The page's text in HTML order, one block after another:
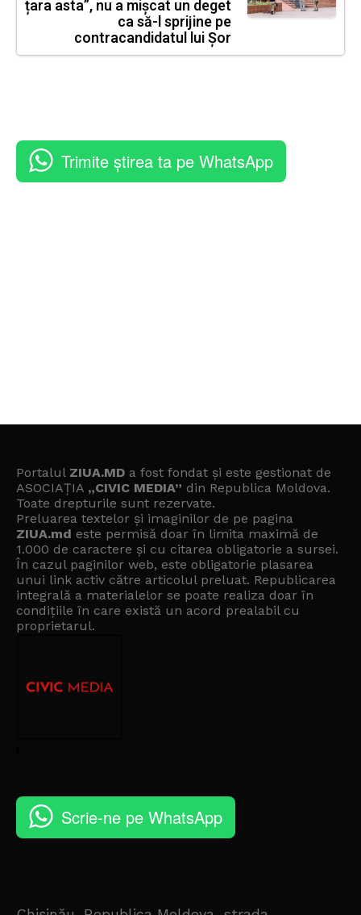
țara asta”, nu a mișcat un deget
ca să-l sprijine pe
contracandidatul lui Șor
Trimite știrea ta pe WhatsApp
Portalul ZIUA.MD a fost fondat și este gestionat de
ASOCIAȚIA „CIVIC MEDIA” din Republica Moldova.
Toate drepturile sunt rezervate.
Preluarea textelor și imaginilor de pe pagina
ZIUA.md este permisă doar în limita maximă de
1.000 de caractere și cu citarea obligatorie a sursei.
În cazul paginilor web, este obligatorie plasarea
unui link activ către articolul preluat. Republicarea
integrală a materialelor se poate realiza doar în
condițiile în care există un acord prealabil cu
proprietarul.
Scrie-ne pe WhatsApp